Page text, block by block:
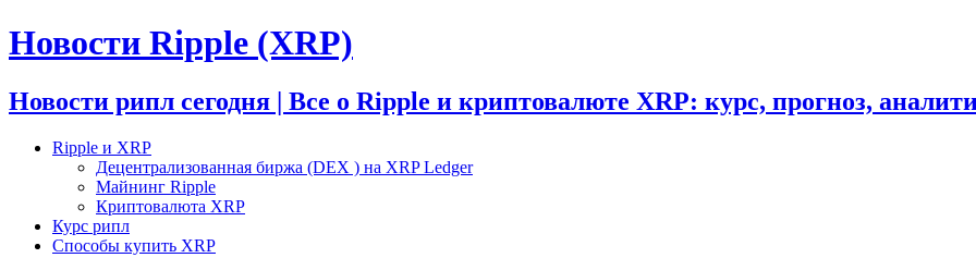
Новости Ripple (XRP)
Новости рипл сегодня | Все о Ripple и криптовалюте XRP: курс, прогноз,
Ripple и XRP
Децентрализованная биржа (DEX ) на XRP Ledger
Майнинг Ripple
Криптовалюта XRP
Курс рипл
Способы купить XRP